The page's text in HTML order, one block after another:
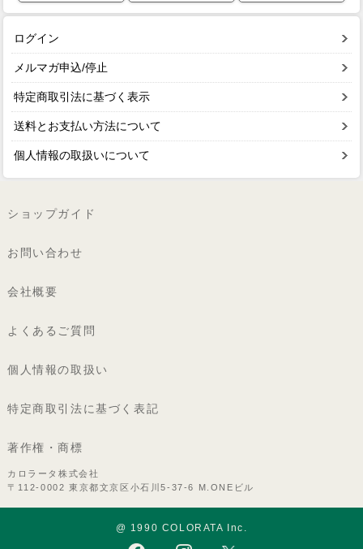
ログイン
メルマガ申込/停止
特定商取引法に基づく表示
送料とお支払い方法について
個人情報の取扱いについて
ショップガイド
お問い合わせ
会社概要
よくあるご質問
個人情報の取扱い
特定商取引法に基づく表記
著作権・商標
カロラータ株式会社
〒112-0002 東京都文京区小石川5-37-6 M.ONEビル
@ 1990 COLORATA Inc.